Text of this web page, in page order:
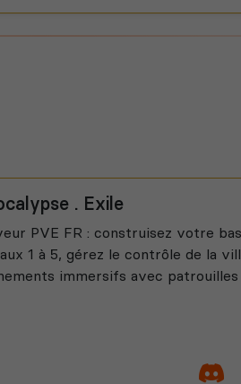
. Exile
PVE FR : construisez votre
1 à 5, gérez le contrôle de la
immersifs avec patrouilles